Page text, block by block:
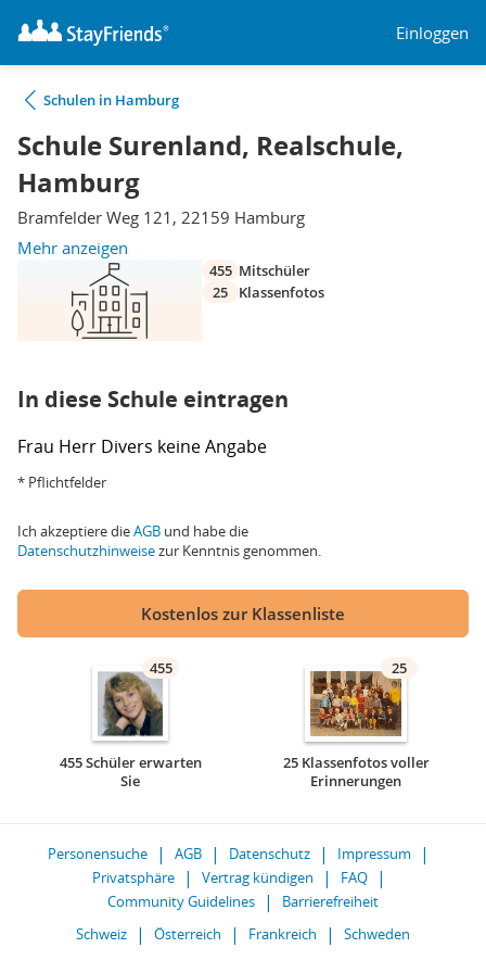
Einloggen
Schulen in Hamburg
Schule Surenland, Realschule,
Hamburg
Bramfelder Weg 121, 22159 Hamburg
Mehr anzeigen
455 Mitschüler
25
Klassenfotos
In diese Schule eintragen
Frau Herr Divers keine Angabe
* Pflichtfelder
Ich akzeptiere dieAGB und habe die
Datenschutzhinweisezur Kenntnis genommen.
Kostenlos zur Klassenliste
455
455 Schüler erwarten
Sie
25
25 Klassenfotos voller
Erinnerungen
Personensuche AGB Datenschutz
Impressum
Privatsphäre
Vertrag kündigen
FAQ
Community Guidelines
Barrierefreiheit
Schweiz
Österreich Frankreich Schweden